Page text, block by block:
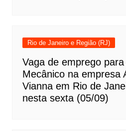
Rio de Janeiro e Região (RJ)
Vaga de emprego
Mecânico na empresa
Vianna em Rio de
nesta sexta (05/09)